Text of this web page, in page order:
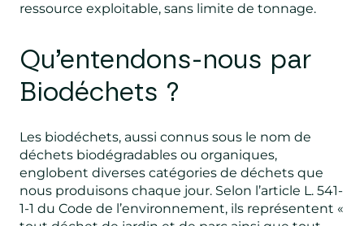
ressource exploitable, sans limite de tonnage.
Qu’entendons-nous par
Biodéchets ?
Les biodéchets, aussi connus sous le nom de
déchets biodégradables ou organiques,
englobent diverses catégories de déchets que
nous produisons chaque jour. Selon l’article L. 541-
1-1 du Code de l’environnement, ils représentent «